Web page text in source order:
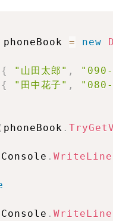
phoneBook = new
{
"山田太郎" ,
{
"田中花子" ,
phoneBook .
	Console
. WriteLine
	Console
. WriteLine